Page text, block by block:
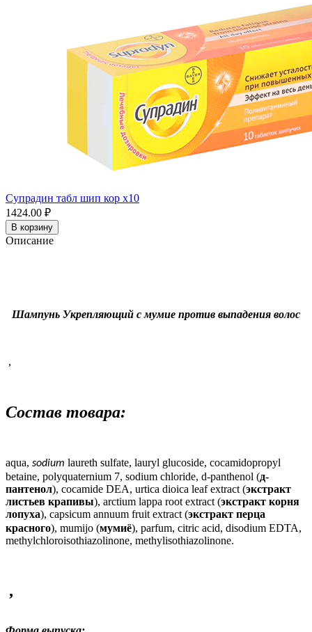
Супрадин табл шип кор x10
1424.00 ₽
В корзину
Описание
Шампунь Укрепляющий с мумие против выпадения волос
,
Состав товара:
aqua, sodium laureth sulfate, lauryl glucoside, cocamidopropyl
betaine, рolyquaternium 7, sodium chloride, d-panthenol (д-
пантенол), cocamide DEA, urtica dioica leaf extract (экстракт
листьев крапивы), arctium lappa root extract (экстракт корня
лопуха), capsicum annuum fruit extract (экстракт перца
красного), mumijo (мумиё), parfum, citric acid, disodium EDTA,
methylchloroisothiazolinone, methylisothiazolinone.
,